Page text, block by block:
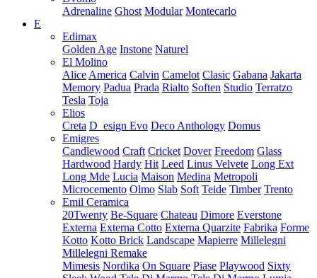
Adrenaline Ghost Modular Montecarlo
E
Edimax
Golden Age Instone Naturel
El Molino
Alice America Calvin Camelot Clasic Gabana Jakarta
Memory Padua Prada Rialto Soften Studio Terratzo
Tesla Toja
Elios
Creta D_esign Evo Deco Anthology Domus
Emigres
Candlewood Craft Cricket Dover Freedom Glass
Hardwood Hardy Hit Leed Linus Velvete Long Ext
Long Mde Lucia Maison Medina Metropoli
Microcemento Olmo Slab Soft Teide Timber Trento
Emil Ceramica
20Twenty Be-Square Chateau Dimore Everstone
Externa Externa Cotto Externa Quarzite Fabrika Forme
Kotto Kotto Brick Landscape Mapierre Millelegni
Millelegni Remake
Mimesis Nordika On Square Piase Playwood Sixty